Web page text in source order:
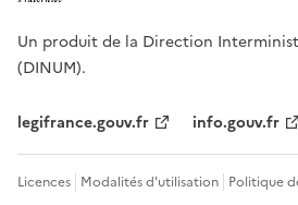
Un produit de la Direction
(DINUM).
legifrance.gouv.fr info.gouv.fr
Licences Modalités d'utilisation Politique